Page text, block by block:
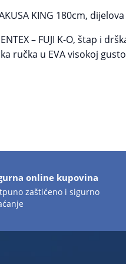
KING 180cm,
– FUJI K-O, štap i
ručka u EVA visokoj
online kupovina
zaštićeno i sigurno